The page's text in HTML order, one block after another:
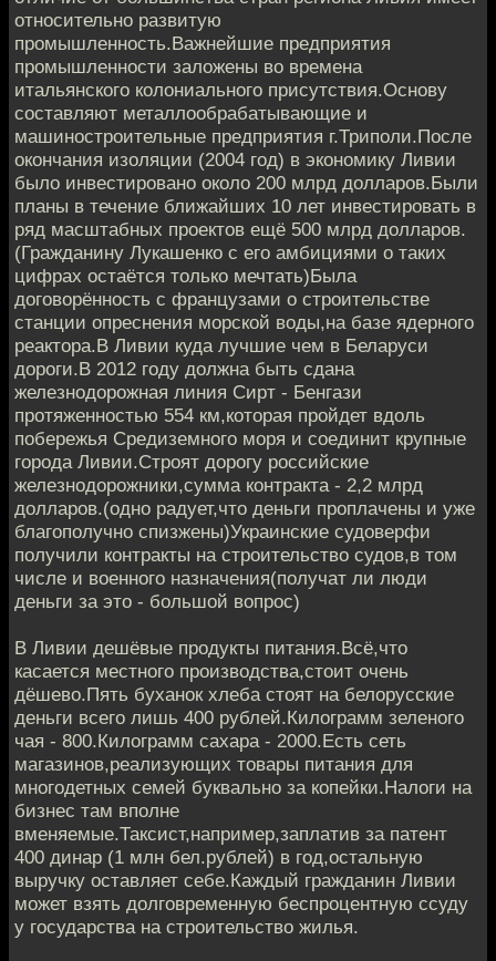
относительно развитую
промышленность.Важнейшие предприятия
промышленности заложены во времена
итальянского колониального присутствия.Основу
составляют металлообрабатывающие и
машиностроительные предприятия г.Триполи.После
окончания изоляции (2004 год) в экономику Ливии
было инвестировано около 200 млрд долларов.Были
планы в течение ближайших 10 лет инвестировать в
ряд масштабных проектов ещё 500 млрд долларов.
(Гражданину Лукашенко с его амбициями о таких
цифрах остаётся только мечтать)Была
договорённость с французами о строительстве
станции опреснения морской воды,на базе ядерного
реактора.В Ливии куда лучшие чем в Беларуси
дороги.В 2012 году должна быть сдана
железнодорожная линия Сирт - Бенгази
протяженностью 554 км,которая пройдет вдоль
побережья Средиземного моря и соединит крупные
города Ливии.Строят дорогу российские
железнодорожники,сумма контракта - 2,2 млрд
долларов.(одно радует,что деньги проплачены и уже
благополучно спизжены)Украинские судоверфи
получили контракты на строительство судов,в том
числе и военного назначения(получат ли люди
деньги за это - большой вопрос)
В Ливии дешёвые продукты питания.Всё,что
касается местного производства,стоит очень
дёшево.Пять буханок хлеба стоят на белорусские
деньги всего лишь 400 рублей.Килограмм зеленого
чая - 800.Килограмм сахара - 2000.Есть сеть
магазинов,реализующих товары питания для
многодетных семей буквально за копейки.Налоги на
бизнес там вполне
вменяемые.Таксист,например,заплатив за патент
400 динар (1 млн бел.рублей) в год,остальную
выручку оставляет себе.Каждый гражданин Ливии
может взять долговременную беспроцентную ссуду
у государства на строительство жилья.